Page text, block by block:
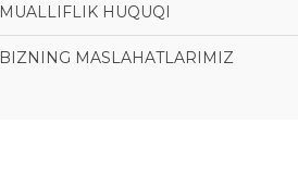
MUALLIFLIK HUQUQI
BIZNING MASLAHATLARIMIZ